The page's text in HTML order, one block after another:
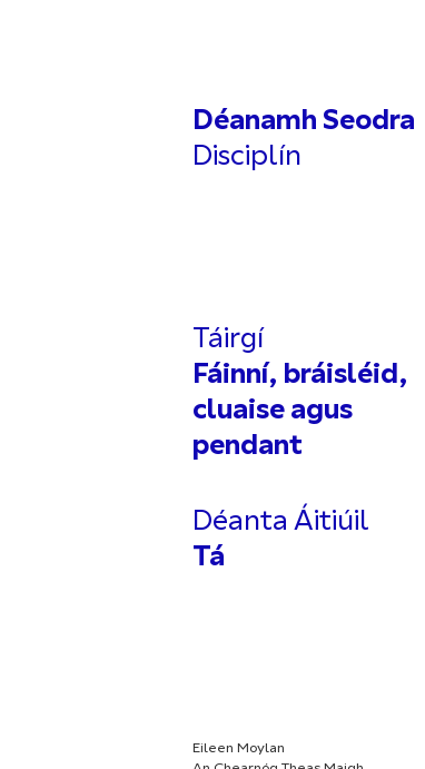
Déanamh Seodra
Disciplín
Táirgí
Fáinní, bráisléid,
cluaise agus
pendant
Déanta Áitiúil
Tá
Eileen Moylan